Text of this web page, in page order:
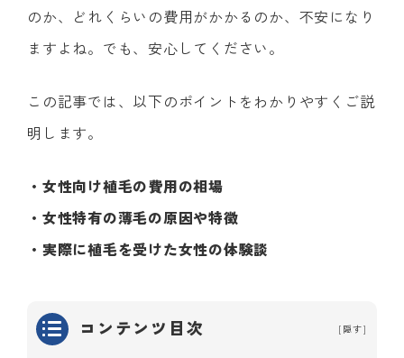
のか、どれくらいの費用がかかるのか、不安になり
ますよね。でも、安心してください。
この記事では、以下のポイントをわかりやすくご説
明します。
・女性向け植毛の費用の相場
・女性特有の薄毛の原因や特徴
・実際に植毛を受けた女性の体験談
コンテンツ目次 [ 隠す]